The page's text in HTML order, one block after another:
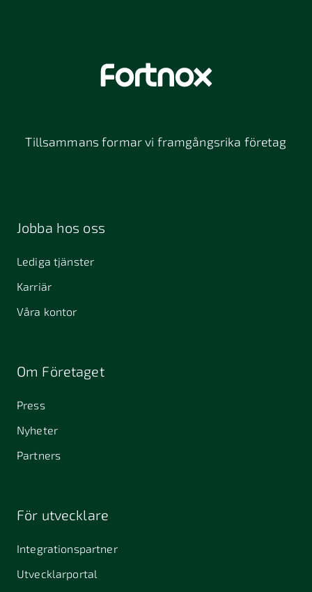
Tillsammans formar vi framgångsrika företag
Jobba hos oss
Lediga tjänster
Karriär
Våra kontor
Om Företaget
Press
Nyheter
Partners
För utvecklare
Integrationspartner
Utvecklarportal